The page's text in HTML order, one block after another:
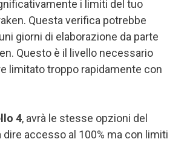
i limiti del tuo
Questa verifica potrebbe
giorni di elaborazione da parte
Questo è il livello necessario
limitato troppo rapidamente con
4, avrà le stesse opzioni del
dire accesso al 100% ma con limiti